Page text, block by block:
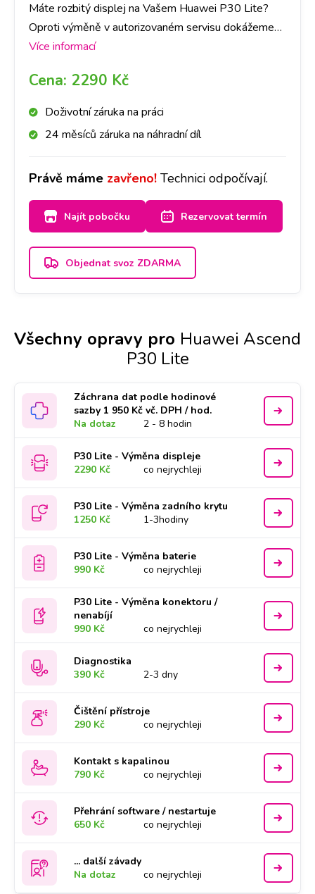
Máte rozbitý displej na Vašem Huawei P30 Lite?
Oproti výměně v autorizovaném servisu dokážeme
zaručit expresní provedení výměny a následnou
Více informací
Cena: 2290 Kč
Doživotní záruka na práci
24 měsíců záruka na náhradní díl
Právě máme zavřeno! Technici odpočívají.
Najít pobočku Rezervovat termín
Objednat svoz ZDARMA
Všechny opravy pro Huawei Ascend
P30 Lite
Záchrana dat podle hodinové
sazby 1 950 Kč vč. DPH / hod.
Na dotaz
2 - 8 hodin
P30 Lite - Výměna displeje
2290 Kč
co nejrychleji
P30 Lite - Výměna zadního krytu
1250 Kč
1-3hodiny
P30 Lite - Výměna baterie
990 Kč
co nejrychleji
P30 Lite - Výměna konektoru /
nenabíjí
990 Kč
co nejrychleji
Diagnostika
390 Kč
2-3 dny
Čištění přístroje
290 Kč
co nejrychleji
Kontakt s kapalinou
790 Kč
co nejrychleji
Přehrání software / nestartuje
650 Kč
co nejrychleji
... další závady
Na dotaz
co nejrychleji